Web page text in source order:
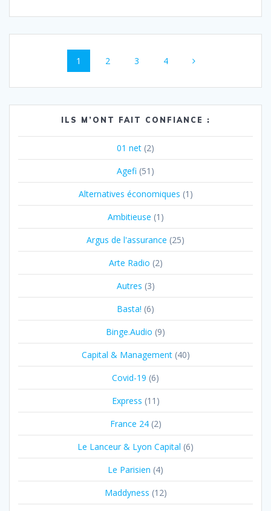
Navigation
Page
1 Page
2 Page
3 Page
4
ILS M’ONT FAIT CONFIANCE :
01 net (2)
Agefi (51)
Alternatives économiques (1)
Ambitieuse (1)
Argus de l'assurance (25)
Arte Radio (2)
Autres (3)
Basta! (6)
Binge.Audio (9)
Capital & Management(40)
Covid-19 (6)
Express (11)
France 24(2)
Le Lanceur & Lyon Capital (6)
Le Parisien (4)
Maddyness (12)